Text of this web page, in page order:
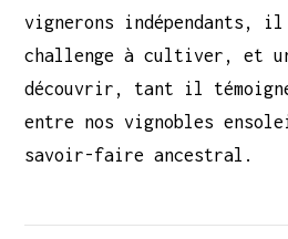
vignerons indépendants,
challenge à cultiver, et
découvrir, tant il
entre nos vignobles
savoir-faire ancestral.